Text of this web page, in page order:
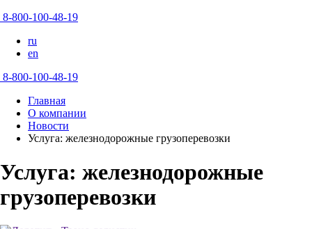
8-800-100-48-19
ru
en
8-800-100-48-19
Главная
О компании
Новости
Услуга: железнодорожные грузоперевозки
Услуга: железнодорожные
грузоперевозки